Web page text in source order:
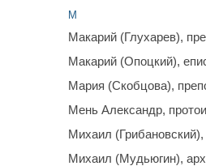
М
Макарий (Глухарев),
Макарий (Опоцкий),
Мария (Скобцова),
Мень Александр,
Михаил (Грибановский),
Михаил (Мудьюгин),